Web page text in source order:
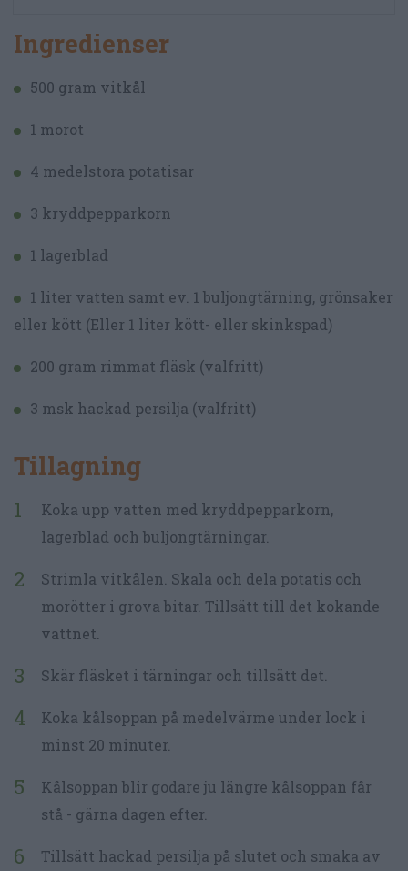
Ingredienser
500 gram vitkål
1 morot
4 medelstora potatisar
3 kryddpepparkorn
1 lagerblad
1 liter vatten samt ev. 1 buljongtärning, grönsaker
eller kött (Eller 1 liter kött- eller skinkspad)
200 gram rimmat fläsk (valfritt)
3 msk hackad persilja (valfritt)
Tillagning
Koka upp vatten med kryddpepparkorn,
lagerblad och buljongtärningar.
Strimla vitkålen. Skala och dela potatis och
morötter i grova bitar. Tillsätt till det kokande
vattnet.
Skär fläsket i tärningar och tillsätt det.
Koka kålsoppan på medelvärme under lock i
minst 20 minuter.
Kålsoppan blir godare ju längre kålsoppan får
stå - gärna dagen efter.
Tillsätt hackad persilja på slutet och smaka av